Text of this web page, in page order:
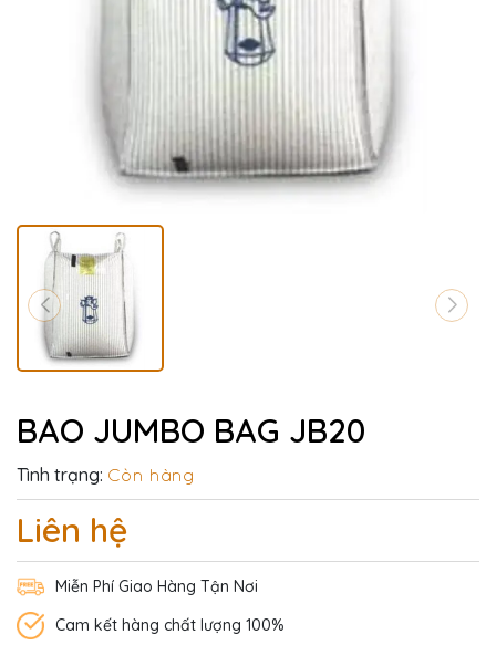
BAO JUMBO BAG JB20
Tình trạng: Còn hàng
Liên hệ
Miễn Phí Giao Hàng Tận Nơi
Cam kết hàng chất lượng 100%